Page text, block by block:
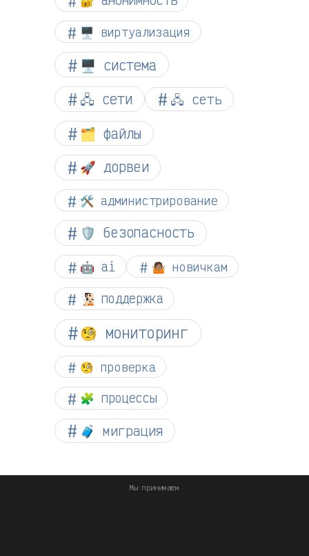
🖥️ виртуализация
🖥️ система
🖧 сети
🖧 сеть
🗂️ файлы
🚀 дорвеи
🛠️ администрирование
🛡️ безопасность
🤖 ai 🤷🏽 новичкам
🧏🏻 поддержка
🧐 мониторинг
🧐 проверка
🧩 процессы
🧳 миграция
Мы принимаем